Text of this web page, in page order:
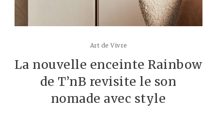
Art de Vivre
La nouvelle enceinte Rainbow
de T’nB revisite le son
nomade avec style